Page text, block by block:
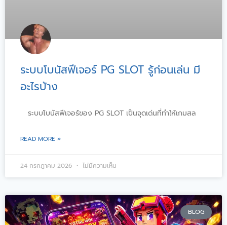
ระบบโบนัสฟีเจอร์ PG SLOT รู้ก่อนเล่น มี
อะไรบ้าง
ระบบโบนัสฟีเจอร์ของ PG SLOT เป็นจุดเด่นที่ทำให้เกมสล
READ MORE »
24 กรกฎาคม 2026 ไม่มีความเห็น
BLOG